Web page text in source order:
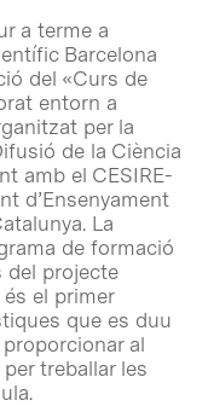
a terme a
Barcelona
del «Curs de
entorn a
per la
de la Ciència
amb el CESIRE-
d’Ensenyament
La
de formació
del projecte
és el primer
que es duu
al
treballar les